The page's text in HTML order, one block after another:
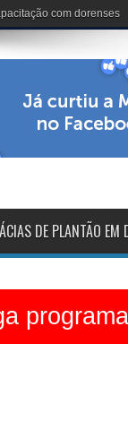
102 anos de vida
DE PLANTÃO EM